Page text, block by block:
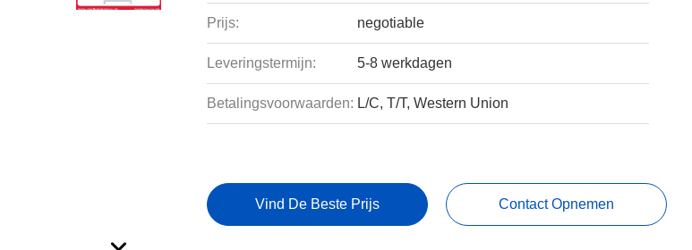
Prijs: negotiable
Leveringstermijn: 5-8 werkdagen
Betalingsvoorwaarden: L/C, T/T, Western Union
Vind De Beste Prijs Contact Opnemen